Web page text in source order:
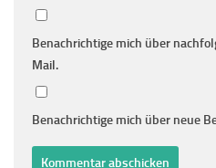
Benachrichtige mich über
Mail.
Benachrichtige mich über neue